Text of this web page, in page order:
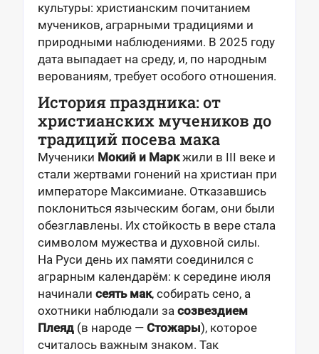
культуры: христианским почитанием
мучеников, аграрными традициями и
природными наблюдениями. В 2025 году
дата выпадает на среду, и, по народным
верованиям, требует особого отношения.
История праздника: от
христианских мучеников до
традиций посева мака
Мученики Мокий и Маркжили в III веке и
стали жертвами гонений на христиан при
императоре Максимиане. Отказавшись
поклониться языческим богам, они были
обезглавлены. Их стойкость в вере стала
символом мужества и духовной силы.
На Руси день их памяти соединился с
аграрным календарём: к середине июля
начинали сеять мак, собирать сено, а
охотники наблюдали за созвездием
Плеяд (в народе — Стожары), которое
считалось важным знаком. Так